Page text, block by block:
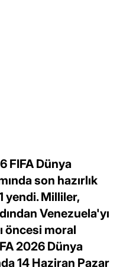
FIFA Dünya
son hazırlık
yendi. Milliler,
Venezuela'yı
öncesi moral
2026 Dünya
14 Haziran Pazar